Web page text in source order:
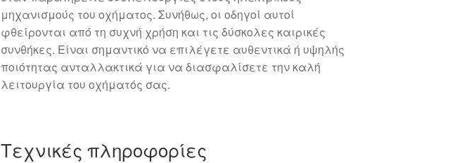
μηχανισμούς του οχήματος. Συνήθως, οι οδηγοί αυτοί
φθείρονται από τη συχνή χρήση και τις δύσκολες καιρικές
συνθήκες. Είναι σημαντικό να επιλέγετε αυθεντικά ή υψηλής
ποιότητας ανταλλακτικά για να διασφαλίσετε την καλή
λειτουργία του οχήματός σας.
Τεχνικές πληροφορίες